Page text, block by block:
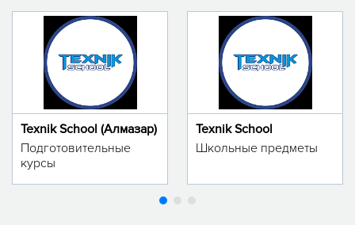
Texnik School (Алмазар)
Подготовительные
курсы
Texnik School
Школьные предметы